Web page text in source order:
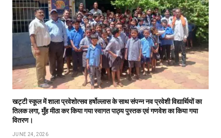
खट्टी स्कूल में शाला प्रवेशोत्सव हर्षोल्लास के साथ संपन्न नव प्रवेशी विद्यार्थियों का
तिलक लगा, मुँह मीठा कर किया गया स्वागत पाठ्य पुस्तक एवं गणवेश का किया गया
वितरण।
JUNE 24, 2026